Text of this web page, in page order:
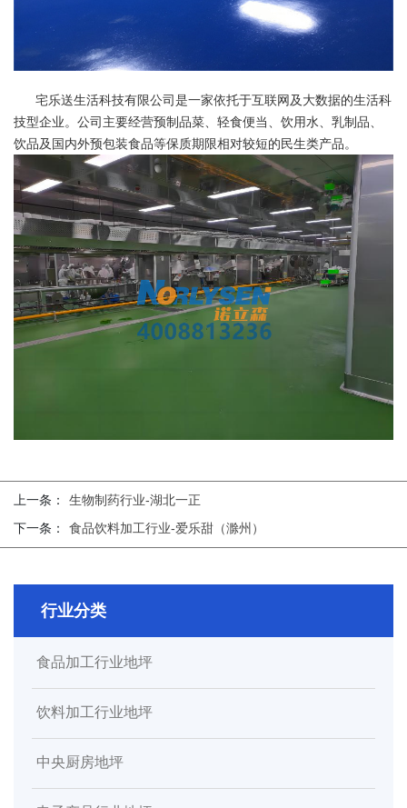
宅乐送生活科技有限公司是一家依托于互联网及大数据的生活科
技型企业。公司主要经营预制品菜、轻食便当、饮用水、乳制品、
饮品及国内外预包装食品等保质期限相对较短的民生类产品。
上一条：
生物制药行业-湖北一正
下一条：
食品饮料加工行业-爱乐甜（滁州）
行业分类
食品加工行业地坪
饮料加工行业地坪
中央厨房地坪